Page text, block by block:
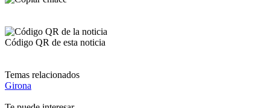
Código QR de esta noticia
Temas relacionados
Girona